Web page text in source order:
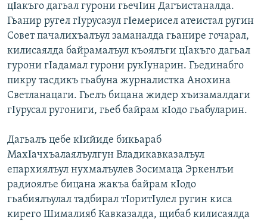
цΙакъго дагьал гурони гьечΙин Дагъистаналда.
Гьанир ругел гΙурусазул гΙемерисел атеистал ругин
Совет пачалихъалъул заманалда гьанире гочарал,
килисаялда байрамалъул къоялъги цΙакъго дагьал
гурони гΙадамал гурони рукΙунарин. Гьединабго
пикру тасдикъ гьабуна журналистка Анохина
Светланацаги. Гьелъ бицана жидер хъизамалдаги
гΙурусал ругониги, гьеб байрам кΙодо гьабуларин.
Дагьалъ цебе кΙийиде бикьараб
МахΙачхъалаялъулгун Владикавказалъул
епархиялъул нухмалъулев Зосимаца Эркенлъи
радиоялъе бицана жакъа байрам кΙодо
гьабиялъулал тадбирал тΙоритΙулел ругин киса
кирего Шималияб Кавказалда, щибаб килисаялда